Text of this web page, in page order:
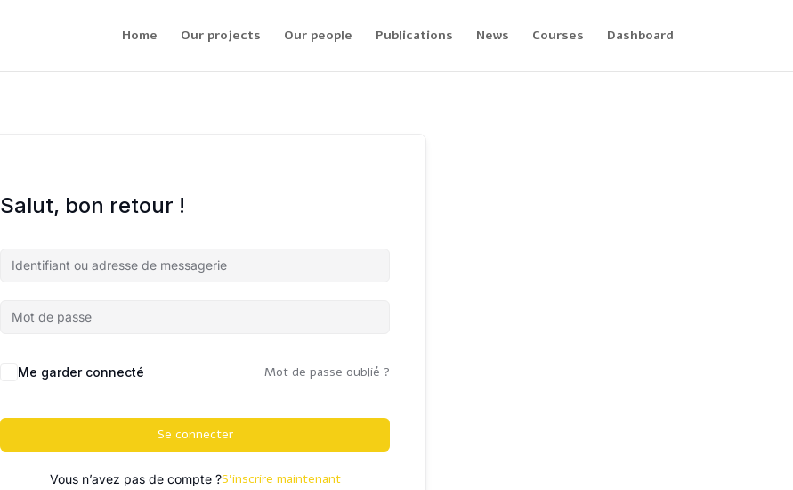
Home Our projects Our people Publications News Courses Dashboard
Salut, bon retour !
Me garder connecté Mot de passe oublié ?
Se connecter
Vous n’avez pas de compte ?S’inscrire maintenant